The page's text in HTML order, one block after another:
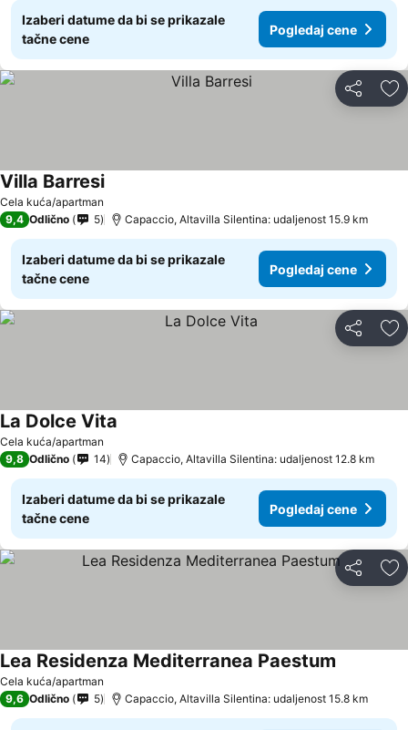
Izaberi datume da bi se prikazale
tačne cene
Pogledaj cene
Deli
Cela kuća/apartman
Villa Barresi
9,4 Odlično 5 Capaccio, Altavilla Silentina: udaljenost 15.9 km
Izaberi datume da bi se prikazale
tačne cene
Pogledaj cene
Deli
Cela kuća/apartman
La Dolce Vita
9,8 Odlično 14 Capaccio, Altavilla Silentina: udaljenost 12.8 km
Izaberi datume da bi se prikazale
tačne cene
Pogledaj cene
Deli
Cela kuća/apartman
Lea Residenza Mediterranea Paestum
9,6 Odlično 5 Capaccio, Altavilla Silentina: udaljenost 15.8 km